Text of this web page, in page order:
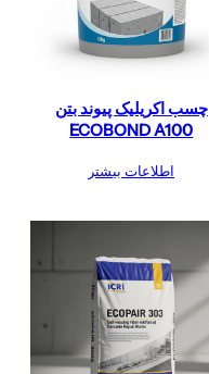
چسب اکریلیک پیوند بتن
ECOBOND A100
اطلاعات بیشتر